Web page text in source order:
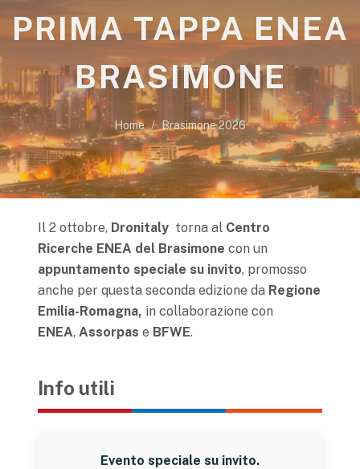
PRIMA TAPPA ENEA
BRASIMONE
Home Brasimone 2026
Il 2 ottobre, Dronitaly torna al Centro
Ricerche ENEA del Brasimone con un
appuntamento speciale su invito, promosso
anche per questa seconda edizione da Regione
Emilia-Romagna, in collaborazione con
ENEA, Assorpas e BFWE.
Info utili
Evento speciale su invito.